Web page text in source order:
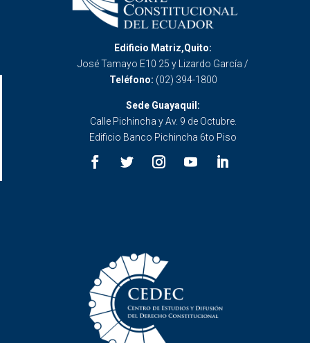
Edificio Matriz,Quito:
José Tamayo E10 25 y Lizardo García /
Teléfono: (02) 394-1800
Sede Guayaquil:
Calle Pichincha y Av. 9 de Octubre.
Edificio Banco Pichincha 6to Piso